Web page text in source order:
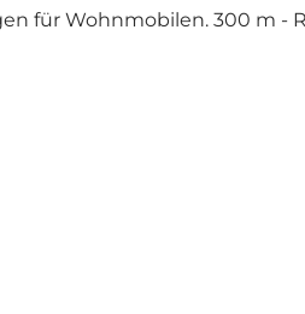
für Wohnmobilen. 300 m -